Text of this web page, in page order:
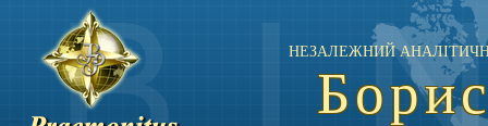
НЕЗАЛЕЖНИЙ